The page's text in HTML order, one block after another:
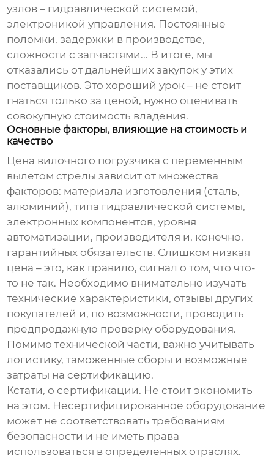
узлов – гидравлической системой,
электроникой управления. Постоянные
поломки, задержки в производстве,
сложности с запчастями... В итоге, мы
отказались от дальнейших закупок у этих
поставщиков. Это хороший урок – не стоит
гнаться только за ценой, нужно оценивать
совокупную стоимость владения.
Основные факторы, влияющие на стоимость и
качество
Цена вилочного погрузчика с переменным
вылетом стрелы зависит от множества
факторов: материала изготовления (сталь,
алюминий), типа гидравлической системы,
электронных компонентов, уровня
автоматизации, производителя и, конечно,
гарантийных обязательств. Слишком низкая
цена – это, как правило, сигнал о том, что что-
то не так. Необходимо внимательно изучать
технические характеристики, отзывы других
покупателей и, по возможности, проводить
предпродажную проверку оборудования.
Помимо технической части, важно учитывать
логистику, таможенные сборы и возможные
затраты на сертификацию.
Кстати, о сертификации. Не стоит экономить
на этом. Несертифицированное оборудование
может не соответствовать требованиям
безопасности и не иметь права
использоваться в определенных отраслях.